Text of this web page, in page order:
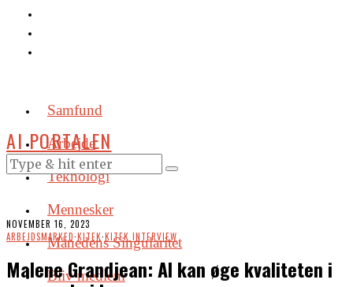
Samfund
Arbejde
Teknologi
Mennesker
Månedens Singularitet
Bliv medlem
AI PORTALEN
NOVEMBER 16, 2023
ARBEJDSMARKED·KITEK·KITEK INTERVIEW
Malene Grandjean: AI kan øge kvaliteten i